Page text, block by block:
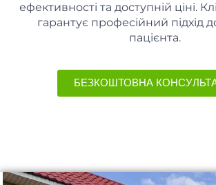
ефективності та доступній ціні.
гарантує професійний підхід
пацієнта.
БЕЗКОШТОВНА